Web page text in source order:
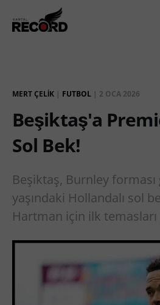
MERT ÇELIK | FUTBOL | 2 OCA 2026
Beşiktaş'a
Sol Bek!
Beşiktaş, Burnley forması
yaşındaki Hollandalı sol
Hartman için ilk